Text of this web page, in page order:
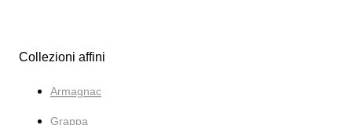
Collezioni affini
Armagnac
Grappa